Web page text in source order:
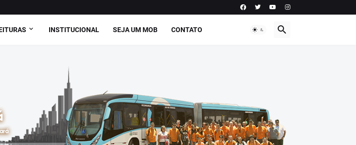
INSTITUCIONAL SEJA UM MOB CONTATO